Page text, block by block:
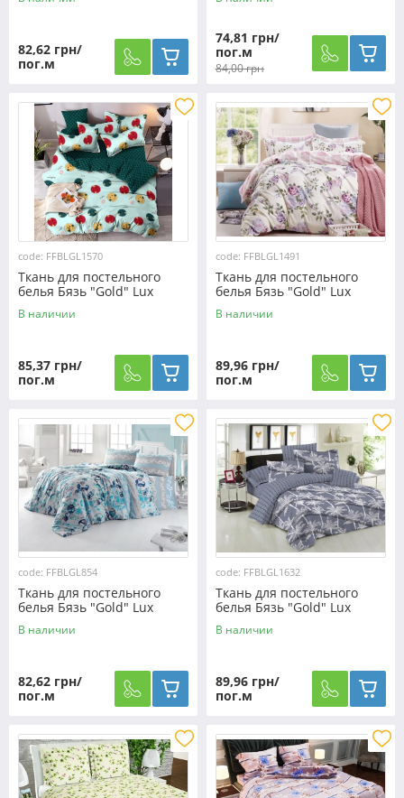
GL3874
82,62 грн/
пог.м
GL4524 (A+B) - (50м+50м)
74,81 грн/
пог.м
84,00 грн
code: FFBLGL1570
Ткань для постельного
белья Бязь "Gold" Lux
"Цветные смайлы
(зеленые)" GL1570 (A+B) -
В наличии
85,37 грн/
пог.м
code: FFBLGL1491
Ткань для постельного
белья Бязь "Gold" Lux
"Цветочный микс" GL1491
(A+B) - (50м+50м)
В наличии
89,96 грн/
пог.м
code: FFBLGL854
Ткань для постельного
белья Бязь "Gold" Lux
"Цветочный орнамент
(голубой)" GL854 (A+B) -
В наличии
82,62 грн/
пог.м
code: FFBLGL1632
Ткань для постельного
белья Бязь "Gold" Lux
"Цветочный отпечаток"
GL1632 (A+B) - (50м+50м)
В наличии
89,96 грн/
пог.м